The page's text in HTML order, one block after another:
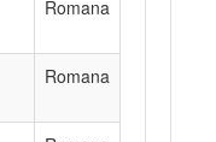
Romana
Romana